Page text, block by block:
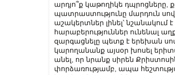
արդյո՞ք կաթողիկե դպրոցները,
պատրաստությունը մարդուն
աշակերտներ լինել՝
հարաբերություններ ունենալ
զարգացնելը պետք է երեխան
կարողանանք այսօր խոսել
անել, որ նրանք սիրեն
փորձառությամբ, ապա